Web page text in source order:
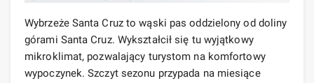
Wybrzeże Santa Cruz to wąski pas oddzielony od doliny
górami Santa Cruz. Wykształcił się tu wyjątkowy
mikroklimat, pozwalający turystom na komfortowy
wypoczynek. Szczyt sezonu przypada na miesiące